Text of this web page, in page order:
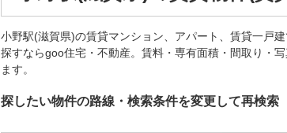
小野駅(滋賀県)の賃貸マンション、アパート、賃貸一戸
探すならgoo住宅・不動産。賃料・専有面積・間取り・
ます。
探したい物件の路線・検索条件を変更して再検索